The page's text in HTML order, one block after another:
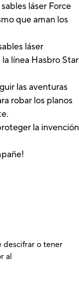
láser Force
que aman los
láser
línea Hasbro Star
las aventuras
robar los planos
la invención
descifrar o tener
al